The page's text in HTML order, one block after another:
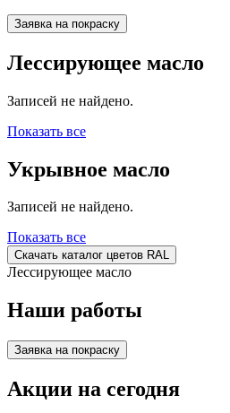
Заявка на покраску
Лессирующее масло
Записей не найдено.
Показать все
Укрывное масло
Записей не найдено.
Показать все
Скачать каталог цветов RAL
Лессирующее масло
Наши работы
Заявка на покраску
Акции на сегодня